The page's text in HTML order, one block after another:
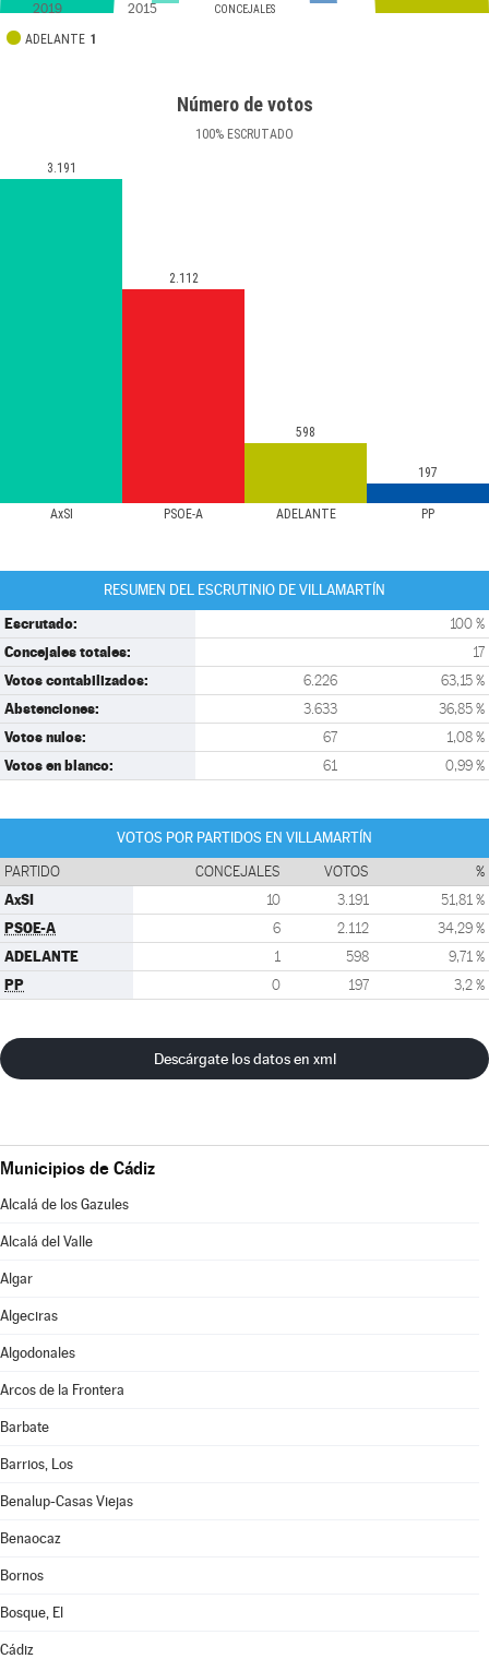
CONCEJALES
ADELANTE 1
2019 2015
Número de votos
100% ESCRUTADO
AxSI PSOE-A ADELANTE PP
3.191
2.112
598
197
RESUMEN DEL ESCRUTINIO DE VILLAMARTÍN
Escrutado: 100 %
Concejales totales: 17
Votos contabilizados: 6.226 63,15 %
Abstenciones: 3.633 36,85 %
Votos nulos: 67 1,08 %
Votos en blanco: 61 0,99 %
VOTOS POR PARTIDOS EN VILLAMARTÍN
PARTIDO CONCEJALES VOTOS %
AxSI 10 3.191 51,81 %
PSOE-A 6 2.112 34,29 %
ADELANTE 1 598 9,71 %
PP 0 197 3,2 %
Descárgate los datos en xml
Municipios de Cádiz
Alcalá de los Gazules
Alcalá del Valle
Algar
Algeciras
Algodonales
Arcos de la Frontera
Barbate
Barrios, Los
Benalup-Casas Viejas
Benaocaz
Bornos
Bosque, El
Cádiz